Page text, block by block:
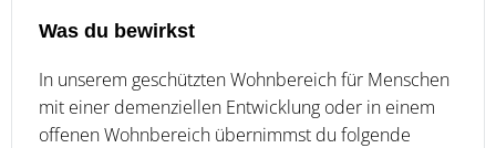
Was du bewirkst
In unserem geschützten Wohnbereich für Menschen
mit einer demenziellen Entwicklung oder in einem
offenen Wohnbereich übernimmst du folgende